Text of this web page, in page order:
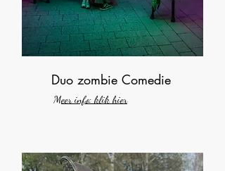
Duo zombie Comedie
Meer info: klik hier